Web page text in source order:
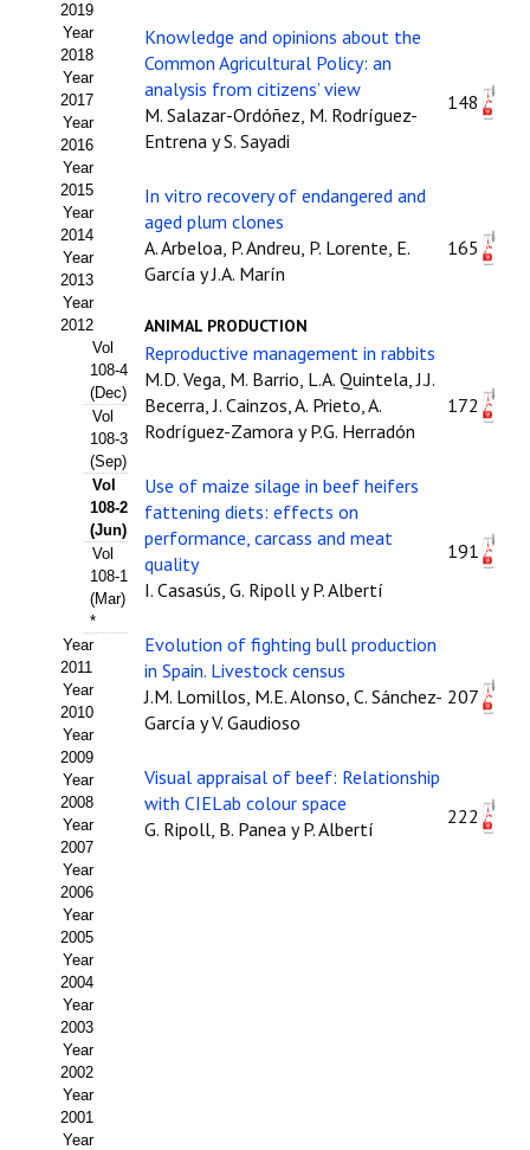
Presentación ITEA
Equipo Editorial
Leer revista ITEA
Directrices para autores/as
Políticas Editoriales
Propuesta Volumen Especial
Sello Calidad FECYT
Premio Prensa Agraria
Buscador de Artículos
JORNADAS AIDA
Presentación Jornadas
Comunicaciones
Jornadas PAM 2026
Premio Jóvenes Investigadores
Buscador de Comunicaciones
Buscador de Comunicaciones
CONTACTO
BUSCADOR
2019
Year
2018
Year
2017
Year
2016
Year
2015
Year
2014
Year
2013
Year
2012
Vol
108-4
(Dec)
Vol
108-3
(Sep)
Vol
108-2
(Jun)
Vol
108-1
(Mar)
*
Year
2011
Year
2010
Year
2009
Year
2008
Year
2007
Year
2006
Year
2005
Year
2004
Year
2003
Year
2002
Year
2001
Year
Knowledge and opinions about the
Common Agricultural Policy: an
analysis from citizens’ view
M. Salazar-Ordóñez, M. Rodríguez-
Entrena y S. Sayadi
148
In vitro recovery of endangered and
aged plum clones
A. Arbeloa, P. Andreu, P. Lorente, E.
García y J.A. Marín
165
ANIMAL PRODUCTION
Reproductive management in rabbits
M.D. Vega, M. Barrio, L.A. Quintela, J.J.
Becerra, J. Cainzos, A. Prieto, A.
Rodríguez-Zamora y P.G. Herradón
172
Use of maize silage in beef heifers
fattening diets: effects on
performance, carcass and meat
quality
I. Casasús, G. Ripoll y P. Albertí
191
Evolution of fighting bull production
in Spain. Livestock census
J.M. Lomillos, M.E. Alonso, C. Sánchez-
García y V. Gaudioso
207
Visual appraisal of beef: Relationship
with CIELab colour space
G. Ripoll, B. Panea y P. Albertí
222